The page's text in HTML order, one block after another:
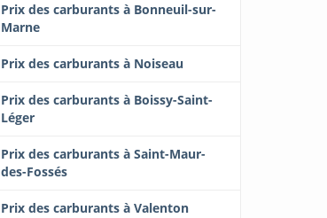
Prix des carburants à Bonneuil-sur-
Marne
Prix des carburants à Noiseau
Prix des carburants à Boissy-Saint-
Léger
Prix des carburants à Saint-Maur-
des-Fossés
Prix des carburants à Valenton